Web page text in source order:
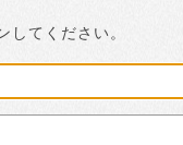
てください。